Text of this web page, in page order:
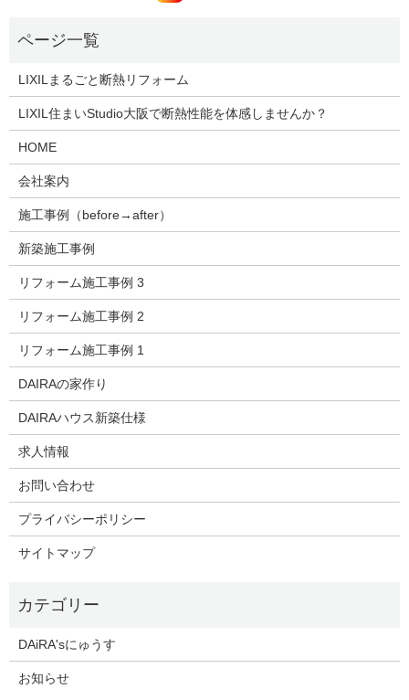
LIXILまるごと断熱リフォーム
LIXIL住まいStudio大阪で断熱性能を体感しませんか？
HOME
会社案内
施工事例（before→after）
新築施工事例
リフォーム施工事例 3
リフォーム施工事例 2
リフォーム施工事例 1
DAIRAの家作り
DAIRAハウス新築仕様
求人情報
お問い合わせ
プライバシーポリシー
サイトマップ
DAiRA'sにゅうす
お知らせ